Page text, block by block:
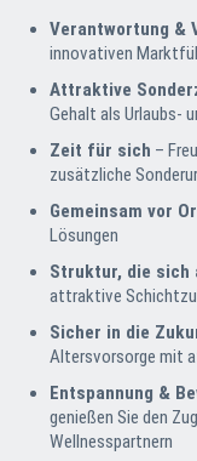
Verantwortung &
innovativen
Attraktive
Gehalt als Urlaubs-
Zeit für sich –
zusätzliche
Gemeinsam vor
Lösungen
Struktur, die sich
attraktive
Sicher in die
Altersvorsorge mit
Entspannung &
genießen Sie den
Wellnesspartnern